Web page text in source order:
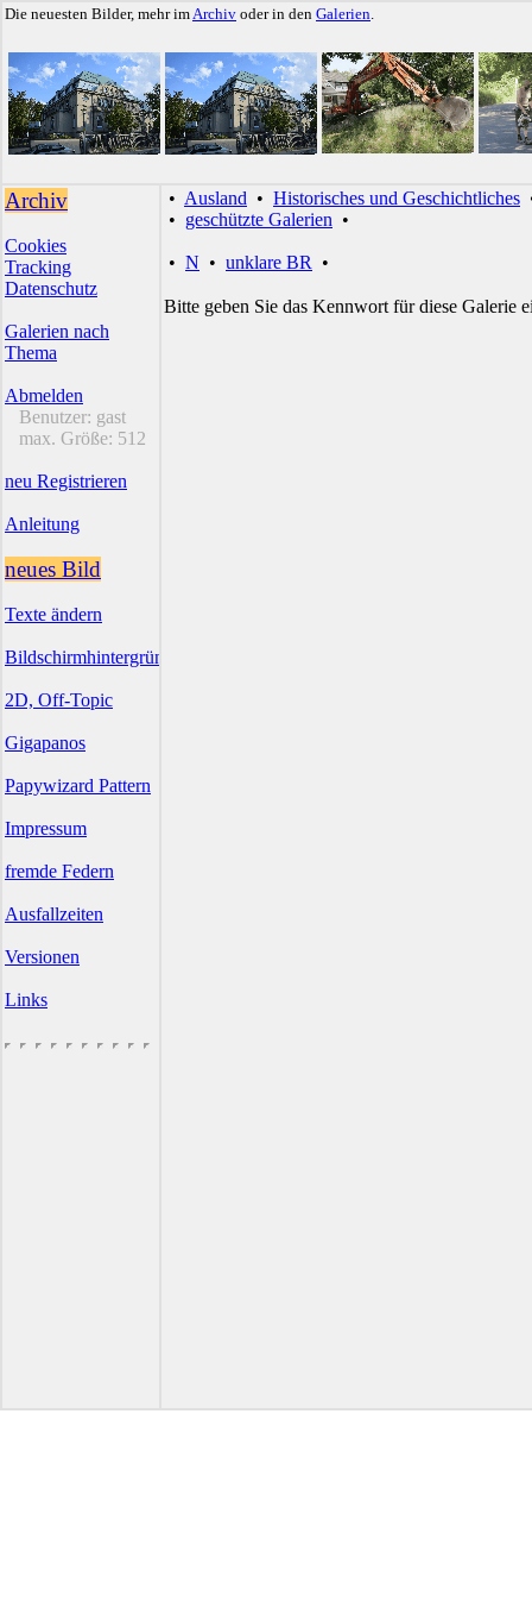
Die neuesten Bilder, mehr imArchiv oder in den Galerien.
Archiv
Cookies
Tracking
Datenschutz
Galerien nach
Thema
Abmelden
Benutzer: gast
max. Größe: 512
neu Registrieren
Anleitung
neues Bild
Texte ändern
Bildschirmhintergründe
2D, Off-Topic
Gigapanos
Papywizard Pattern
Impressum
fremde Federn
Ausfallzeiten
Versionen
Links
• Ausland • Historisches und Geschichtliches
• geschützte Galerien •
• N • unklare BR •
Bitte geben Sie das Kennwort für diese Galerie